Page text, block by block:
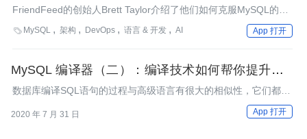
FriendFeed的创始人Brett Taylor介绍了他们如何克服MySQL的一
些局限性，实现了基于MySQL的“无模式”存储系统，从而解决伸缩
 MySQL 架构 DevOps 语言 & 开发 AI App 打开
MySQL 编译器（二）：编译技术如何帮你提升数据
库性能？
数据库编译SQL语句的过程与高级语言有很大的相似性，它们都包
2020 年 7 月 31 日 App 打开